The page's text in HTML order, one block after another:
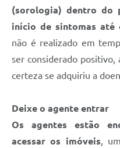
(sorologia) dentro do
início de sintomas até
não é realizado em
ser considerado
certeza se adquiriu a
Deixe o agente entrar
Os agentes estão
acessar os imóveis,